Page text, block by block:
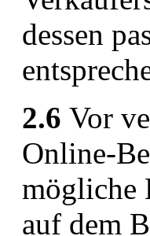
dessen
2.6 Vor
Online-
mögliche
auf dem